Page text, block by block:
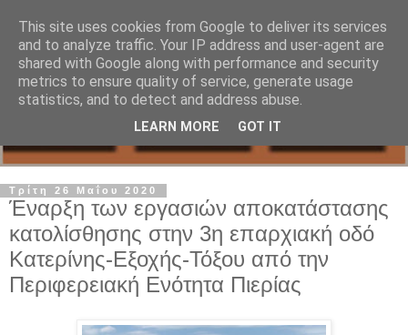
Τρίτη 26 Μαΐου 2020
Έναρξη των εργασιών αποκατάστασης
κατολίσθησης στην 3η επαρχιακή οδό
Κατερίνης-Εξοχής-Τόξου από την
Περιφερειακή Ενότητα Πιερίας
This site uses cookies from Google to deliver its services
and to analyze traffic. Your IP address and user-agent are
shared with Google along with performance and security
metrics to ensure quality of service, generate usage
statistics, and to detect and address abuse.
LEARN MORE GOT IT